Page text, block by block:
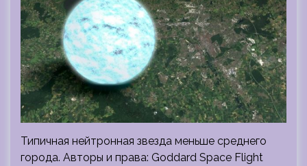
Типичная нейтронная звезда меньше среднего
города. Авторы и права: Goddard Space Flight